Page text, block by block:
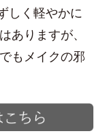
しく軽やかに
ありますが、
もメイクの邪